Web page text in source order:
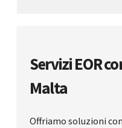
Servizi EOR
Malta
Offriamo soluzioni